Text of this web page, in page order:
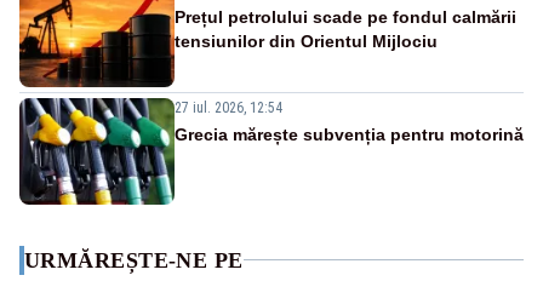
Prețul petrolului scade pe fondul calmării
tensiunilor din Orientul Mijlociu
27 iul. 2026, 12:54
Grecia mărește subvenția pentru motorină
URMĂREȘTE-NE PE